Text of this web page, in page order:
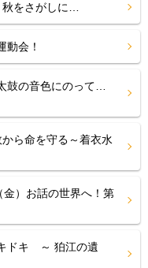
をさがしに…
会！
の音色にのって…
ら命を守る～着衣水
）お話の世界へ！第
ドキ ～ 狛江の遺